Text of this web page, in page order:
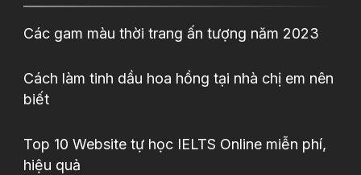
Các gam màu thời trang ấn tượng năm 2023
Cách làm tinh dầu hoa hồng tại nhà chị em nên
biết
Top 10 Website tự học IELTS Online miễn phí,
hiệu quả